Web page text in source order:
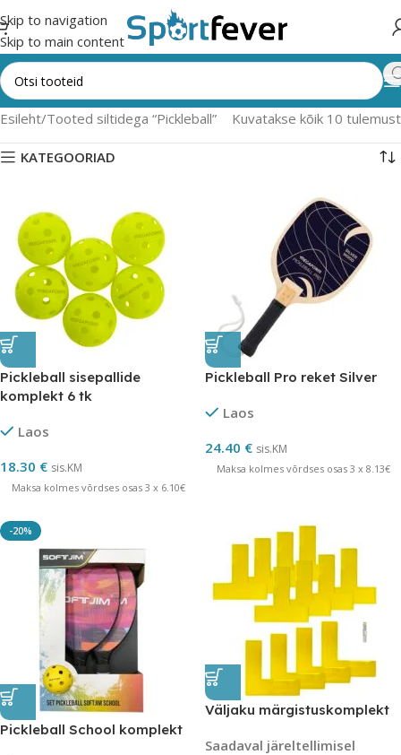
Skip to navigation
Skip to main content
Esileht Tooted siltidega “Pickleball” Kuvatakse kõik 10 tulemust
KATEGOORIAD
Pickleball sisepallide
komplekt 6 tk
Laos
18.30 € sis.KM
Maksa kolmes võrdses osas 3 x 6.10€
Pickleball Pro reket Silver
Laos
24.40 € sis.KM
Maksa kolmes võrdses osas 3 x 8.13€
-20%
Pickleball School komplekt
Väljaku märgistuskomplekt
Saadaval järeltellimisel